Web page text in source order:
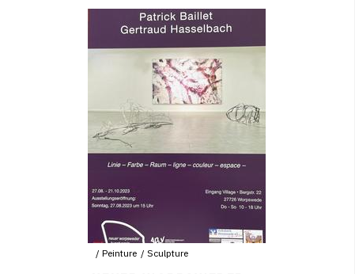
Peinture Sculpture